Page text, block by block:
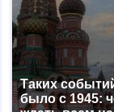
Таких
было с 1945: